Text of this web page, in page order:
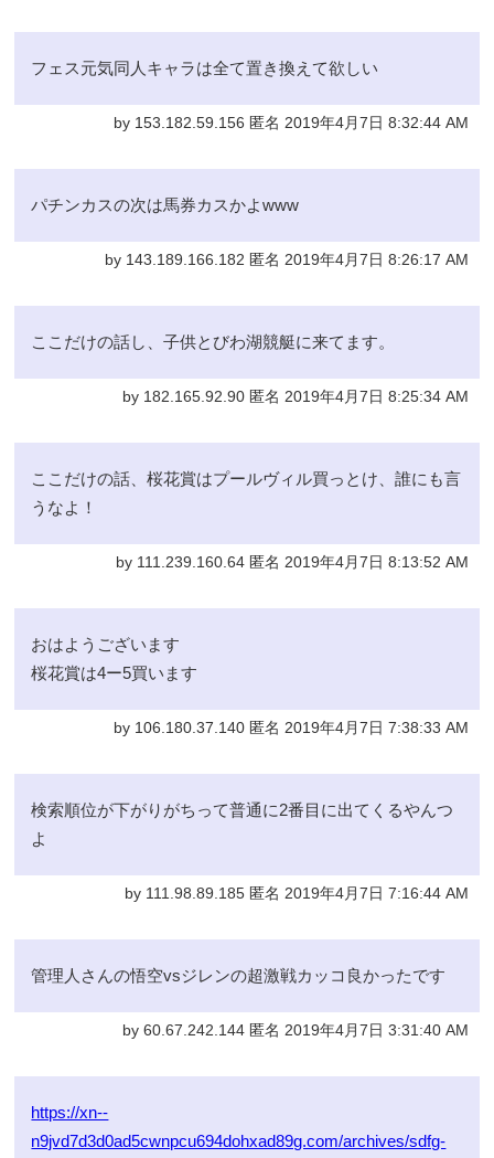
フェス元気同人キャラは全て置き換えて欲しい
by 153.182.59.156 匿名 2019年4月7日 8:32:44 AM
パチンカスの次は馬券カスかよwww
by 143.189.166.182 匿名 2019年4月7日 8:26:17 AM
ここだけの話し、子供とびわ湖競艇に来てます。
by 182.165.92.90 匿名 2019年4月7日 8:25:34 AM
ここだけの話、桜花賞はプールヴィル買っとけ、誰にも言
うなよ！
by 111.239.160.64 匿名 2019年4月7日 8:13:52 AM
おはようございます
桜花賞は4ー5買います
by 106.180.37.140 匿名 2019年4月7日 7:38:33 AM
検索順位が下がりがちって普通に2番目に出てくるやんつ
よ
by 111.98.89.185 匿名 2019年4月7日 7:16:44 AM
管理人さんの悟空vsジレンの超激戦カッコ良かったです
by 60.67.242.144 匿名 2019年4月7日 3:31:40 AM
https://xn--
n9jvd7d3d0ad5cwnpcu694dohxad89g.com/archives/sdfg-